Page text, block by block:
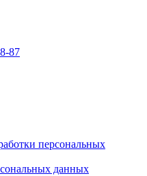
87
персональных
данных